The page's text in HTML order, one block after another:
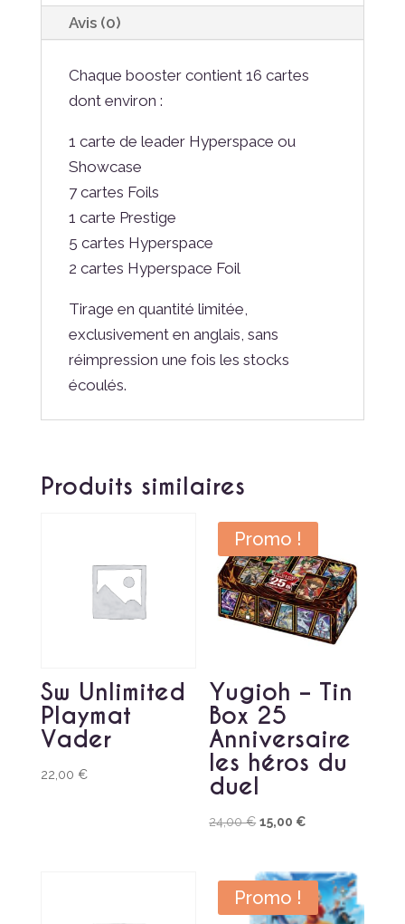
Avis (0)
Chaque booster contient 16 cartes
dont environ :
1 carte de leader Hyperspace ou
Showcase
7 cartes Foils
1 carte Prestige
5 cartes Hyperspace
2 cartes Hyperspace Foil
Tirage en quantité limitée,
exclusivement en anglais, sans
réimpression une fois les stocks
écoulés.
Produits similaires
Sw Unlimited
Playmat
Vader
22,00 €
Promo !
Yugioh – Tin
Box 25
Anniversaire
les héros du
duel
24,00€ Le
initial
était :
24,00 €.
15,00 €
actuel
est :
15,00 €.
Promo !